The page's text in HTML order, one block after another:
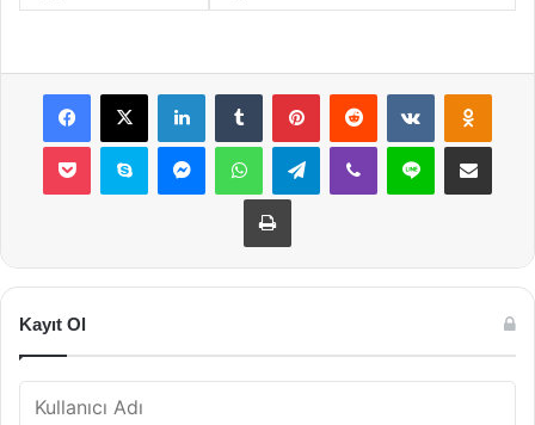
Facebook
X LinkedInTumblr PinterestReddit VKontakte
Pocket Skype MessengerWhatsAppTelegramViber Line E-Posta ile
Yazdır
Kayıt Ol